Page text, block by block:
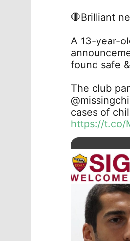
🛑Brilliant
A 13-year-
found safe
The club
cases of
https://t.co/